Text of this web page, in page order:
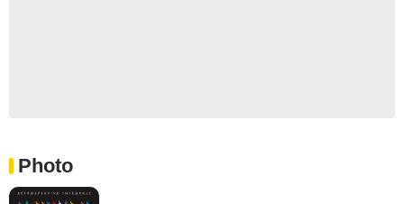
Photo